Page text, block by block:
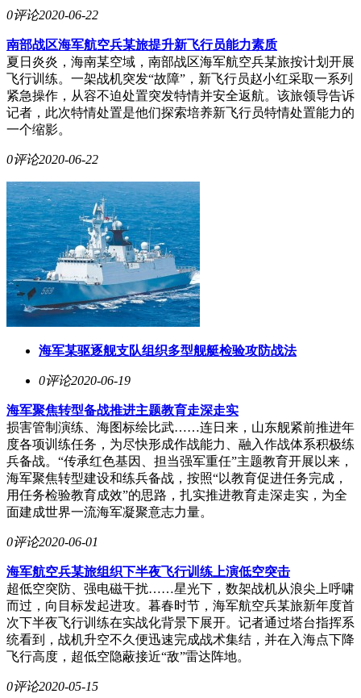
0评论2020-06-22
南部战区海军航空兵某旅提升新飞行员能力素质
夏日炎炎，海南某空域，南部战区海军航空兵某旅按计划开展
飞行训练。一架战机突发“故障”，新飞行员赵小红采取一系列
紧急操作，从容不迫处置突发特情并安全返航。该旅领导告诉
记者，此次特情处置是他们探索培养新飞行员特情处置能力的
一个缩影。
0评论2020-06-22
海军某驱逐舰支队组织多型舰艇检验攻防战法
0评论2020-06-19
海军聚焦转型备战推进主题教育走深走实
损害管制演练、海图标绘比武……连日来，山东舰紧前推进年
度各项训练任务，为尽快形成作战能力、融入作战体系积极练
兵备战。“传承红色基因、担当强军重任”主题教育开展以来，
海军聚焦转型建设和练兵备战，按照“以教育促进任务完成，
用任务检验教育成效”的思路，扎实推进教育走深走实，为全
面建成世界一流海军凝聚意志力量。
0评论2020-06-01
海军航空兵某旅组织下半夜飞行训练上演低空突击
超低空突防、强电磁干扰……星光下，数架战机从浪尖上呼啸
而过，向目标发起进攻。暮春时节，海军航空兵某旅新年度首
次下半夜飞行训练在实战化背景下展开。记者通过塔台指挥系
统看到，战机升空不久便迅速完成战术集结，并在入海点下降
飞行高度，超低空隐蔽接近“敌”雷达阵地。
0评论2020-05-15